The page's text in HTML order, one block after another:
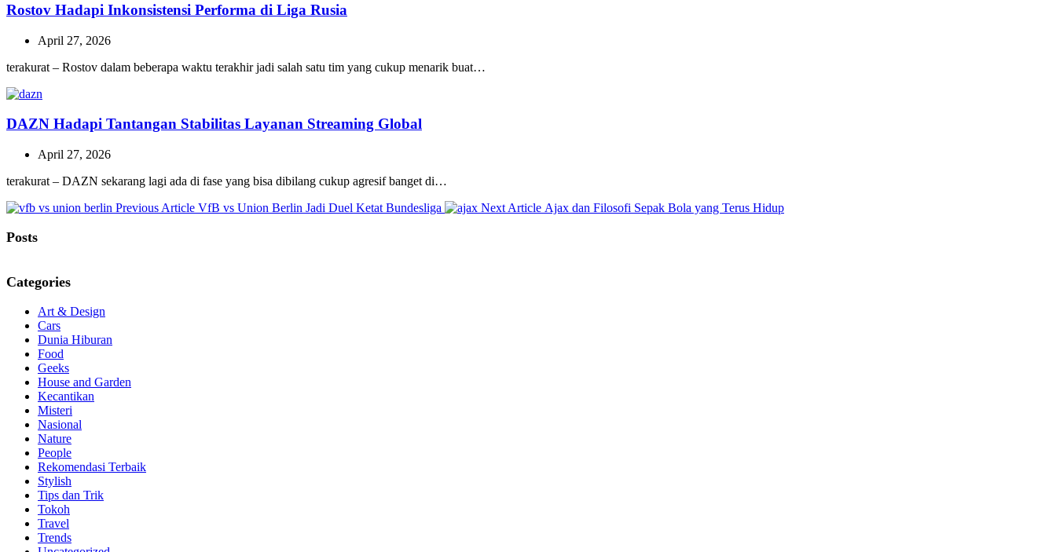
Rostov Hadapi Inkonsistensi Performa di Liga Rusia
April 27, 2026
terakurat – Rostov dalam beberapa waktu terakhir jadi salah satu tim yang cukup menarik buat…
DAZN Hadapi Tantangan Stabilitas Layanan Streaming Global
April 27, 2026
terakurat – DAZN sekarang lagi ada di fase yang bisa dibilang cukup agresif banget di…
Previous Article Previous
VfB vs Union Berlin Jadi Duel Ketat Bundesliga Next Article Next
Ajax dan Filosofi Sepak Bola yang Terus Hidup
Posts
Categories
Art & Design
Cars
Dunia Hiburan
Food
Geeks
House and Garden
Kecantikan
Misteri
Nasional
Nature
People
Rekomendasi Terbaik
Stylish
Tips dan Trik
Tokoh
Travel
Trends